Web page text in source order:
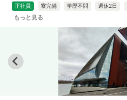
正社員 寮完備 学歴不問 週休2日
資格取得
もっと見る